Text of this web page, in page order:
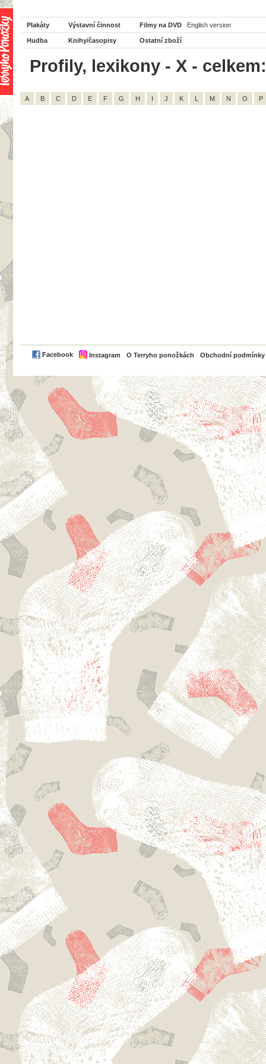
Plakáty Výstavní činnost Filmy na DVD English version
Hudba Knihy/časopisy Ostatní zboží
Profily, lexikony - X -
A B C D E F G H I J K L M N O P
Facebook Instagram O Terryho ponožkách Obchodní podmínky
PayPal